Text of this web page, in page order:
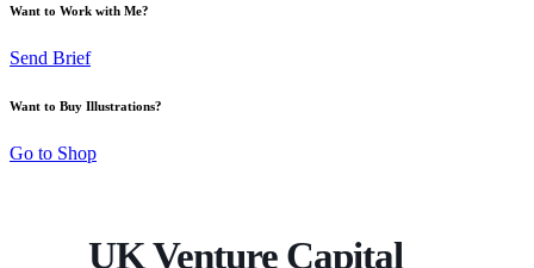
Want to Work with Me?
Send Brief
Want to Buy Illustrations?
Go to Shop
UK Venture Capital